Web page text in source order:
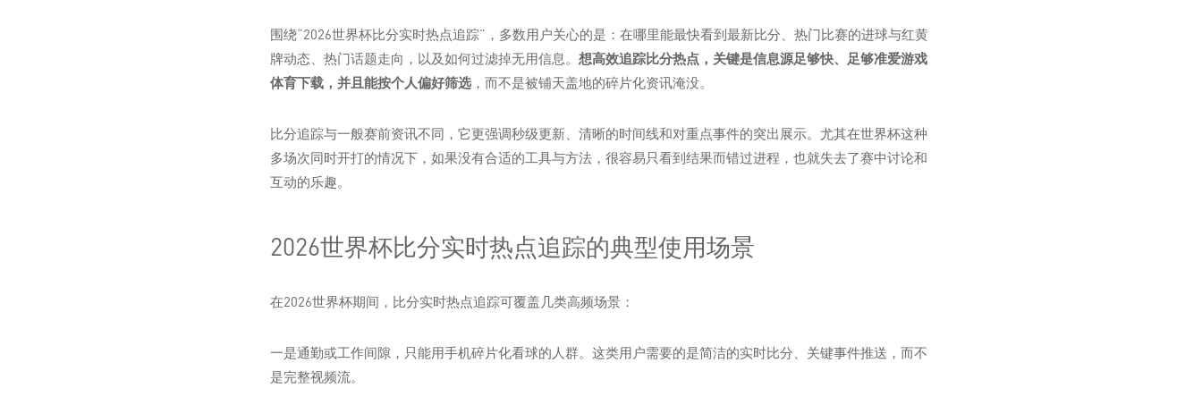
围绕“2026世界杯比分实时热点追踪”，多数用户关心的是：在哪里能最快看到最新比分、热门比赛的进球与红黄
牌动态、热门话题走向，以及如何过滤掉无用信息。 想高效追踪比分热点，关键是信息源足够快、足够准爱游戏
体育下载，并且能按个人偏好筛选 ，而不是被铺天盖地的碎片化资讯淹没。
比分追踪与一般赛前资讯不同，它更强调秒级更新、清晰的时间线和对重点事件的突出展示。尤其在世界杯这种
多场次同时开打的情况下，如果没有合适的工具与方法，很容易只看到结果而错过进程，也就失去了赛中讨论和
互动的乐趣。
2026世界杯比分实时热点追踪的典型使用场景
在2026世界杯期间，比分实时热点追踪可覆盖几类高频场景：
一是通勤或工作间隙，只能用手机碎片化看球的人群。这类用户需要的是简洁的实时比分、关键事件推送，而不
是完整视频流。